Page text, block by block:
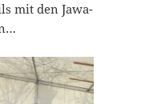
mit den Jawa-